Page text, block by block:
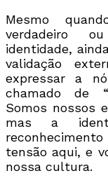
Mesmo
verdadeiro
identidade,
validação
expressar a
chamado de
Somos nossos
mas a
tensão aqui, e
nossa cultura.